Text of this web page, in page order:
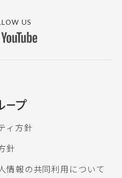
銀行データ取り込み
ICSデジタルポスト
US
ィ方針
針
情報の共同利用について